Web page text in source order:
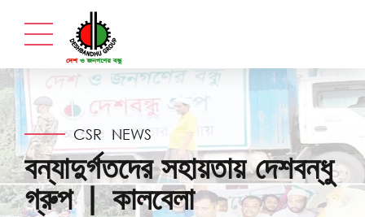
CSR NEWS
বন্যাদুর্গতদের সহায়তায় দেশবন্ধু
গ্রুপ | কালবেলা